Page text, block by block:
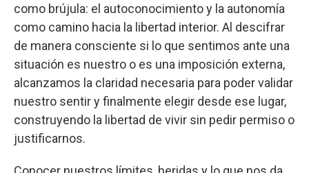
como brújula: el autoconocimiento y la autonomía
como camino hacia la libertad interior. Al descifrar
de manera consciente si lo que sentimos ante una
situación es nuestro o es una imposición externa,
alcanzamos la claridad necesaria para poder validar
nuestro sentir y finalmente elegir desde ese lugar,
construyendo la libertad de vivir sin pedir permiso o
justificarnos.